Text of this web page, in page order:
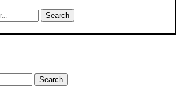
Search
Search